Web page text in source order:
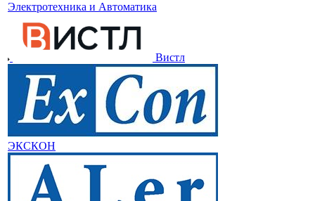
Электротехника и Автоматика
Вистл
ЭКСКОН